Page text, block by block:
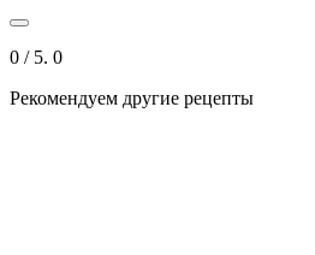
0 / 5. 0
Рекомендуем другие рецепты